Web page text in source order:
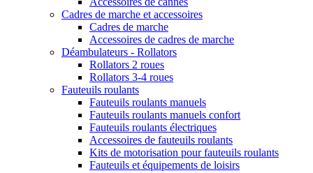
Cadres de marche et accessoires
Cadres de marche
Accessoires de cadres de marche
Déambulateurs - Rollators
Rollators 2 roues
Rollators 3-4 roues
Fauteuils roulants
Fauteuils roulants manuels
Fauteuils roulants manuels confort
Fauteuils roulants électriques
Accessoires de fauteuils roulants
Kits de motorisation pour fauteuils roulants
Fauteuils et équipements de loisirs